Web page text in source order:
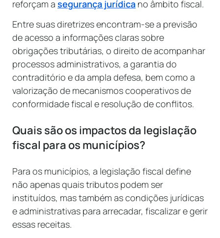
reforçam a segurança jurídica no âmbito fiscal.
Entre suas diretrizes encontram-se a previsão
de acesso a informações claras sobre
obrigações tributárias, o direito de acompanhar
processos administrativos, a garantia do
contraditório e da ampla defesa, bem como a
valorização de mecanismos cooperativos de
conformidade fiscal e resolução de conflitos.
Quais são os impactos da legislação
fiscal para os municípios?
Para os municípios, a legislação fiscal define
não apenas quais tributos podem ser
instituídos, mas também as condições jurídicas
e administrativas para arrecadar, fiscalizar e gerir
essas receitas.